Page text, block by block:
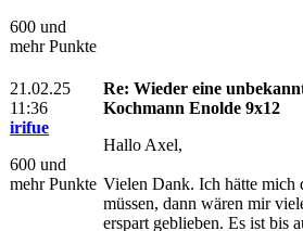
600 und
mehr Punkte
21.02.25
11:36
irifue
600 und
mehr Punkte
Re: Wieder eine
Kochmann Enolde 9x12
Hallo Axel,
Vielen Dank. Ich hätte mich
müssen, dann wären mir
erspart geblieben. Es ist bis